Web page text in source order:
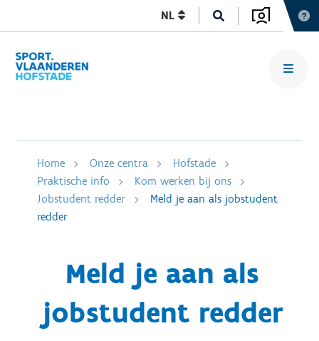
NL
Home Onze centra
Hofstade
Praktische info
Kom werken bij ons
Jobstudent redder
Meld je aan als jobstudent
redder
Meld je aan als
jobstudent redder